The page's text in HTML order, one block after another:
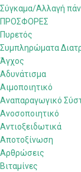
Σύγκαμα/Αλλαγή
ΠΡΟΣΦΟΡΕΣ
Πυρετός
Συμπληρώματα
Άγχος
Αδυνάτισμα
Αιμοποιητικό
Αναπαραγωγικό
Ανοσοποιητικό
Αντιοξειδωτικά
Αποτοξίνωση
Αρθρώσεις
Βιταμίνες